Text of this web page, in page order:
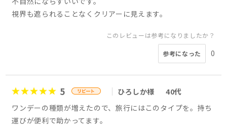
視界も遮られることなくクリアーに見えます。
このレビューは参考になりましたか？
参考になった 0
5 ひろしか様
40代
ワンデーの種類が増えたので、旅行にはこのタイプを。持ち
運びが便利で助かってます。